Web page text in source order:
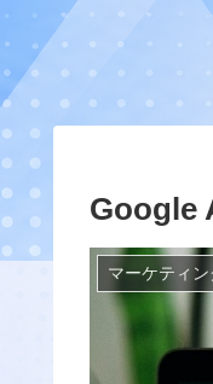
Google
マーケティ